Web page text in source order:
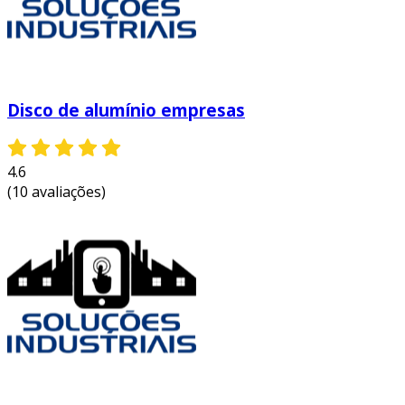
indústria automotiva:
acabamentos e estruturas, devido à sua
resistência e leveza.
dissipadores de calor em dispositivos
indústria alimentícia:
embalagens e utensílios, graças à sua fácil
limpeza e resistência à corrosão.
essas aplicações demonstram a importância
dos discos de alumínio em vários processos
Disco de alumínio empresas
4.6
(10 avaliações)